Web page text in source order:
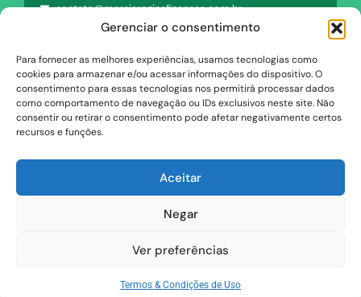
Gerenciar o consentimento
Para fornecer as melhores experiências, usamos tecnologias como
cookies para armazenar e/ou acessar informações do dispositivo. O
consentimento para essas tecnologias nos permitirá processar dados
como comportamento de navegação ou IDs exclusivos neste site. Não
consentir ou retirar o consentimento pode afetar negativamente certos
recursos e funções.
Aceitar
Negar
Ver preferências
Termos & Condições de Uso
contato@marciareginafinancas.com.br
Curitiba - Paraná - Brasil
Política de Privacidade -
Copyright 2026, MRS Consultoria Financeira – Todos os
Razão Social: Mrservicos Empresariais Ltda
CNPJ: 07.750.877/0001-49
Precisa de ajuda?